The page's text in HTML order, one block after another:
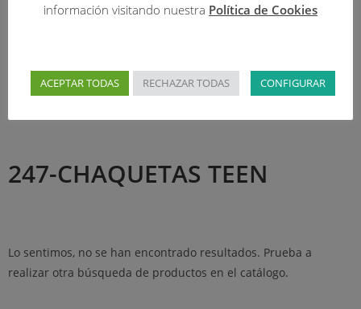
246-BLUSAS (1)
252-MONOS (1)
247-CHAQUETAS TEEN
Lo sentimos, no se han encontrado resultados. Prueba a
realizar otra búsqueda de productos en el catálogo.
información visitando nuestra Política de Cookies
ACEPTAR TODAS RECHAZAR TODAS CONFIGURAR